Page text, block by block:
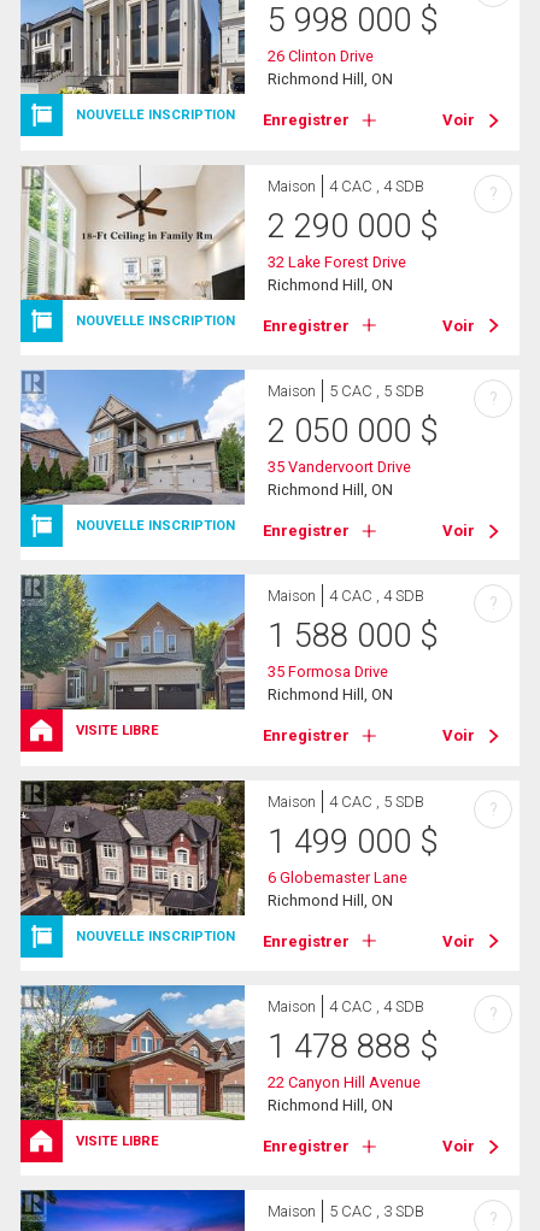
NOUVELLE INSCRIPTION
5 998 000 $
26 Clinton Drive
Richmond Hill, ON
Enregistrer Voir
NOUVELLE INSCRIPTION
Maison 4 CAC , 4 SDB
2 290 000 $
32 Lake Forest Drive
Richmond Hill, ON
Enregistrer Voir
?
NOUVELLE INSCRIPTION
Maison 5 CAC , 5 SDB
2 050 000 $
35 Vandervoort Drive
Richmond Hill, ON
Enregistrer Voir
?
VISITE LIBRE
Maison 4 CAC , 4 SDB
1 588 000 $
35 Formosa Drive
Richmond Hill, ON
Enregistrer Voir
?
NOUVELLE INSCRIPTION
Maison 4 CAC , 5 SDB
1 499 000 $
6 Globemaster Lane
Richmond Hill, ON
Enregistrer Voir
?
VISITE LIBRE
Maison 4 CAC , 4 SDB
1 478 888 $
22 Canyon Hill Avenue
Richmond Hill, ON
Enregistrer Voir
?
Maison 5 CAC , 3 SDB ?